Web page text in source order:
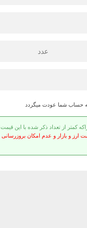
عدد
حساب شما عودت میگردد
کمتر از تعداد ذکر شده با این
ارز و بازار و عدم امکان